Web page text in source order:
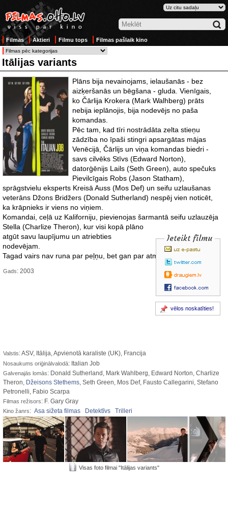
Filmas Aktieri Filmu tops Filmas pašlaik kino
Itālijas variants
Plāns bija nevainojams, ielaušanās - bez
aizķeršanās un bēgšana - gluda. Vienīgais,
ko Čārlija Krokera (Mark Walhberg) prāts
nebija ieplānojis, bija nodevējs no paša
komandas.
Pēc tam, kad tīri nostrādāta zelta stieņu
zādzība no īpaši stingri apsargātas mājas
Venēcijā, Čārlijs un viņa komandas biedri -
savs cilvēks Stīvs (Edward Norton),
datorģēnijs Lails (Seth Green), auto spečuks
Pievilcīgais Robs (Jason Statham),
sprāgstvielu eksperts Kreisā Auss (Mos Def) un seifu uzlaušanas
veterāns Džons Bridžers (Donald Sutherland) nespēj vien noticēt,
ka krāpnieks ir viens no viņiem.
Komandai, ceļā uz Kaliforniju, pievienojas šarmantā seifu uzlauzēja
Stella (Charlize Theron), kur visi kopā plāno
atgūt savu laupījumu un atriebties
nodevējam.
Tagad vairs nav runa par peļņu, bet gan par atmaksu !
Ieteikt filmu
vēlos noskatīties!
Gads: 2003
Valstis: ASV, Itālija, Apvienotā karaliste (UK), Francija
Nosaukums oriģinālvalodā: Italian Job
Galvenajās lomās: Donald Sutherland, Mark Wahlberg, Edward Norton, Charlize
Theron, Džeisons Stethems, Seth Green, Mos Def, Fausto Callegarini, Stefano
Petronelli, Fabio Scarpa
Filmas režisors: F. Gary Gray
Kino žanrs: Asa sižeta filmas Detektīvs Trilleri
Visas foto filmai "Itālijas variants"